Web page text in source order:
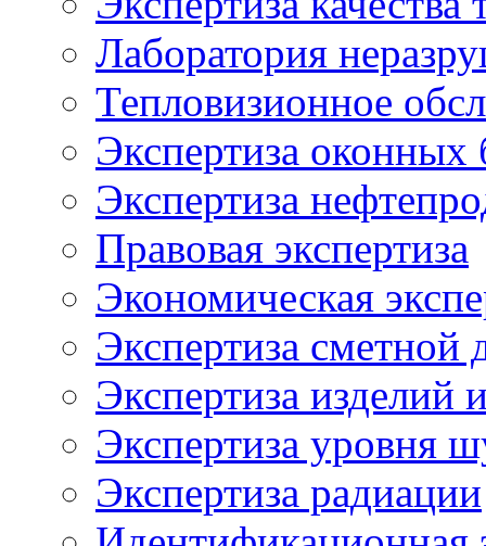
Лаборатория
Тепловизионное
Экспертиза оконных
Экспертиза
Правовая экспертиза
Экономическая
Экспертиза сметной
Экспертиза изделий
Экспертиза уровня
Экспертиза радиации